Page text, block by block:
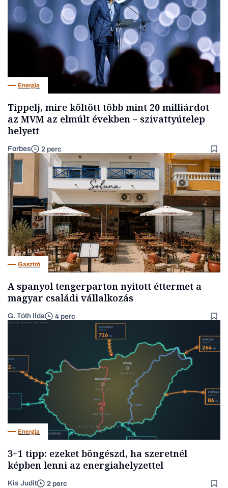
Energia
Tippelj, mire költött több mint 20 milliárdot
az MVM az elmúlt években – szivattyútelep
helyett
Forbes 2 perc
Gasztró
A spanyol tengerparton nyitott éttermet a
magyar családi vállalkozás
G. Tóth Ilda 4 perc
Energia
3+1 tipp: ezeket böngészd, ha szeretnél
képben lenni az energiahelyzettel
Kis Judit 2 perc